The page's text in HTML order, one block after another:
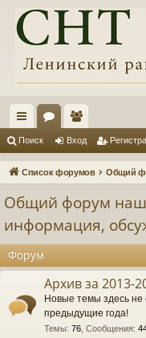
с
ы ум
ол
ьз
ел
Поиск Вход
Список форумов
Общий форум
информация,
Форум
Архив за 2013-
Новые темы здесь не
предыдущие года!
Темы: 76 Сообщения: